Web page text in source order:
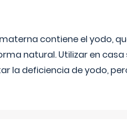
contiene el yodo,
natural. Utilizar en
la deficiencia de yodo,